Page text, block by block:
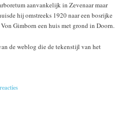
aanvankelijk in Zevenaar maar
hij omstreeks 1920 naar een bosrijke
Gimborn een huis met grond in Doorn.
de weblog die de tekenstijl van het
reacties